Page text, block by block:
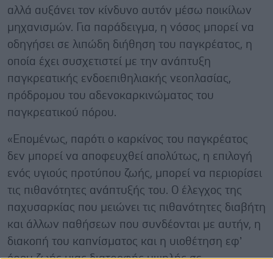
αλλά αυξάνει τον κίνδυνο αυτόν μέσω ποικίλων
μηχανισμών. Για παράδειγμα, η νόσος μπορεί να
οδηγήσει σε λιπώδη διήθηση του παγκρέατος, η
οποία έχει συσχετιστεί με την ανάπτυξη
παγκρεατικής ενδοεπιθηλιακής νεοπλασίας,
πρόδρομου του αδενοκαρκινώματος του
παγκρεατικού πόρου.
«Επομένως, παρότι ο καρκίνος του παγκρέατος
δεν μπορεί να αποφευχθεί απολύτως, η επιλογή
ενός υγιούς προτύπου ζωής, μπορεί να περιορίσει
τις πιθανότητες ανάπτυξής του. Ο έλεγχος της
παχυσαρκίας που μειώνει τις πιθανότητες διαβήτη
και άλλων παθήσεων που συνδέονται με αυτήν, η
διακοπή του καπνίσματος και η υιοθέτηση εφ’